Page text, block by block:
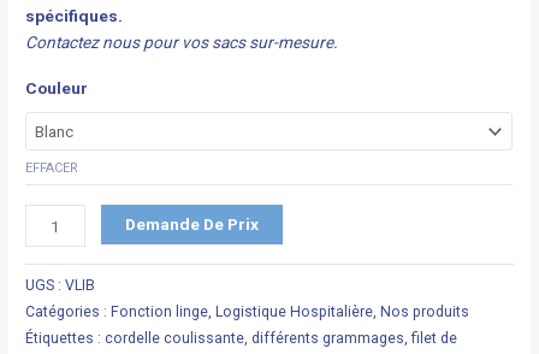
spécifiques.
Contactez nous pour vos sacs sur-mesure.
Couleur
EFFACER
Demande De Prix
UGS :VLIB
Catégories :Fonction linge,Logistique Hospitalière,Nos produits
Étiquettes :cordelle coulissante, différents grammages,filet de